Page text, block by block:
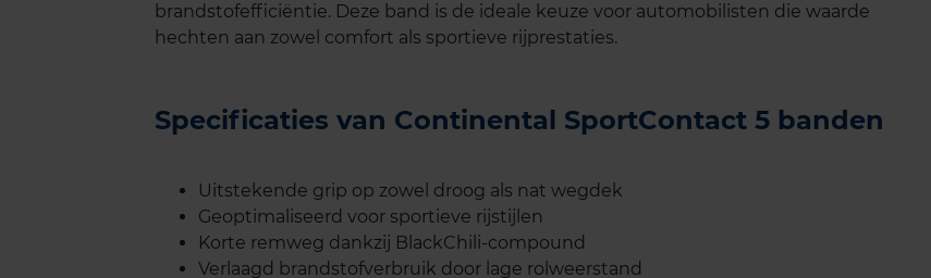
brandstofefficiëntie. Deze band is de ideale keuze voor automobilisten die waarde
hechten aan zowel comfort als sportieve rijprestaties.
Specificaties van Continental SportContact 5 banden
Uitstekende grip op zowel droog als nat wegdek
Geoptimaliseerd voor sportieve rijstijlen
Korte remweg dankzij BlackChili-compound
Verlaagd brandstofverbruik door lage rolweerstand